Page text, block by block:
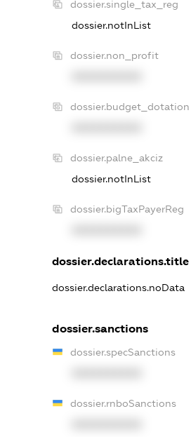
dossier.single_tax_reg
dossier.notInList
dossier.non_profit
dossier.budget_dotation
dossier.palne_akciz
dossier.notInList
dossier.bigTaxPayerReg
dossier.declarations.title
dossier.declarations.noData
dossier.sanctions
dossier.specSanctions
dossier.rnboSanctions